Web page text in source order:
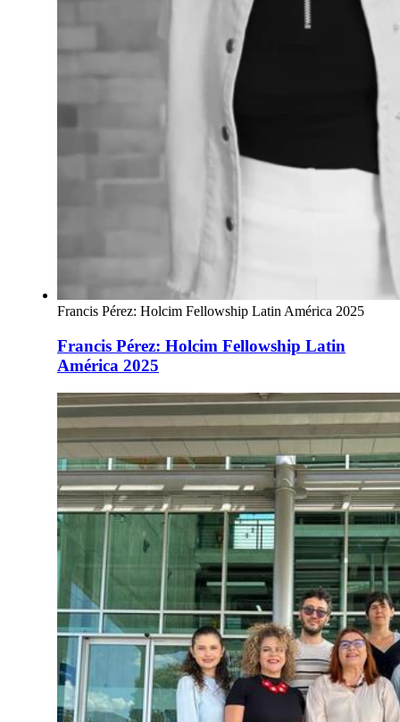
Francis Pérez: Holcim Fellowship Latin América 2025
Francis Pérez: Holcim Fellowship Latin
América 2025